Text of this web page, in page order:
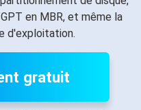
en MBR, et même la
d'exploitation.
gratuit